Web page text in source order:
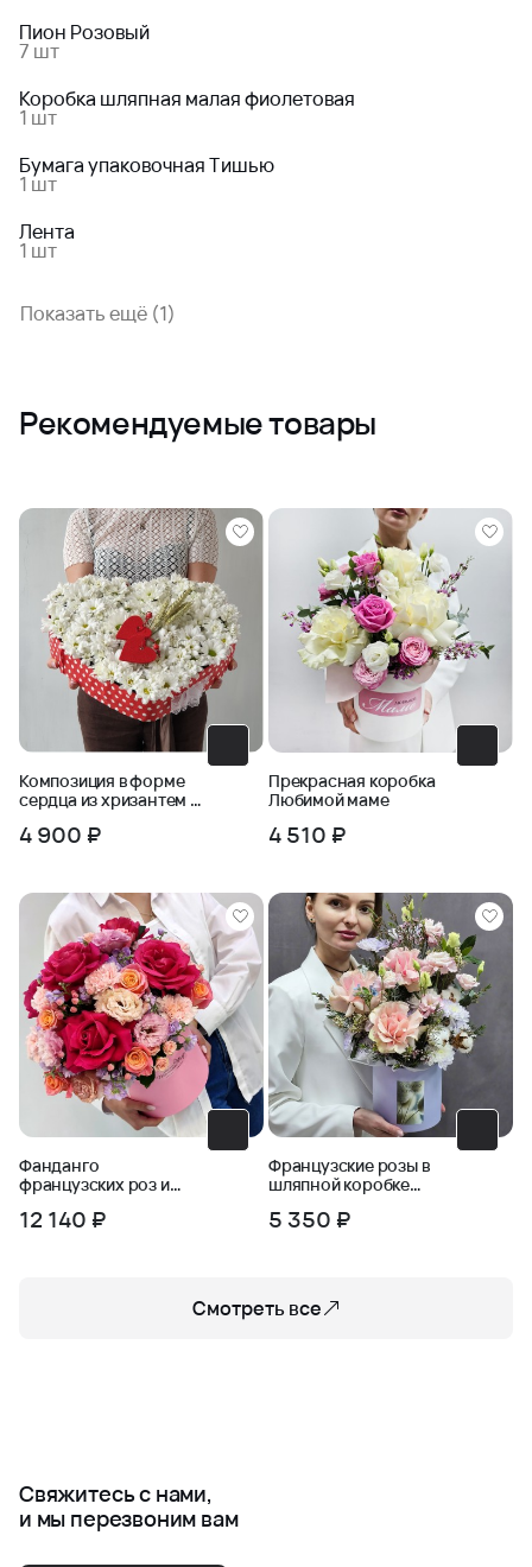
Пион Розовый
7 шт
Коробка шляпная малая фиолетовая
1 шт
Бумага упаковочная Тишью
1 шт
Лента
1 шт
Показать ещё (1)
Рекомендуемые товары
Композиция в форме
сердца из хризантем и
4 900 ₽
Прекрасная коробка
Любимой маме
4 510 ₽
Фанданго
французских роз и
12 140 ₽
Французские розы в
шляпной коробке
5 350 ₽
Смотреть все
Свяжитесь с нами,
и мы перезвоним вам